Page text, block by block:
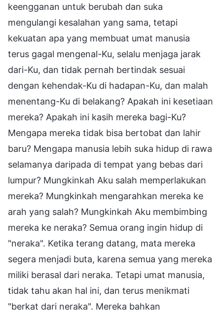
keengganan untuk berubah dan suka
mengulangi kesalahan yang sama, tetapi
kekuatan apa yang membuat umat manusia
terus gagal mengenal-Ku, selalu menjaga jarak
dari-Ku, dan tidak pernah bertindak sesuai
dengan kehendak-Ku di hadapan-Ku, dan malah
menentang-Ku di belakang? Apakah ini kesetiaan
mereka? Apakah ini kasih mereka bagi-Ku?
Mengapa mereka tidak bisa bertobat dan lahir
baru? Mengapa manusia lebih suka hidup di rawa
selamanya daripada di tempat yang bebas dari
lumpur? Mungkinkah Aku salah memperlakukan
mereka? Mungkinkah mengarahkan mereka ke
arah yang salah? Mungkinkah Aku membimbing
mereka ke neraka? Semua orang ingin hidup di
"neraka". Ketika terang datang, mata mereka
segera menjadi buta, karena semua yang mereka
miliki berasal dari neraka. Tetapi umat manusia,
tidak tahu akan hal ini, dan terus menikmati
"berkat dari neraka". Mereka bahkan